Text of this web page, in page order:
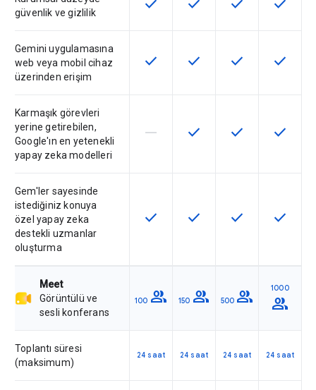
güvenlik ve gizlilik
check check check check
Gemini uygulamasına
web veya mobil cihaz
üzerinden erişim
Bu özellik SKU'da kullanılabilir
check Bu özellik SKU'da
check Bu özellik
check Bu
check
Karmaşık görevleri
yerine getirebilen,
Google'ın en yetenekli
yapay zeka modelleri
Bu özellik söz konusu SKU
horizontal_rule Bu özellik SKU'da
check Bu özellik
check Bu
check
Gem'ler sayesinde
istediğiniz konuya
özel yapay zeka
destekli uzmanlar
oluşturma
Bu özellik SKU'da kullanılabilir
check Bu özellik SKU'da
check Bu özellik
check Bu
check
Meet
Görüntülü ve
sesli konferans
100 group 150 group 500 group 1000
group
Toplantı süresi
(maksimum)
24 saat 24 saat 24 saat 24 saat